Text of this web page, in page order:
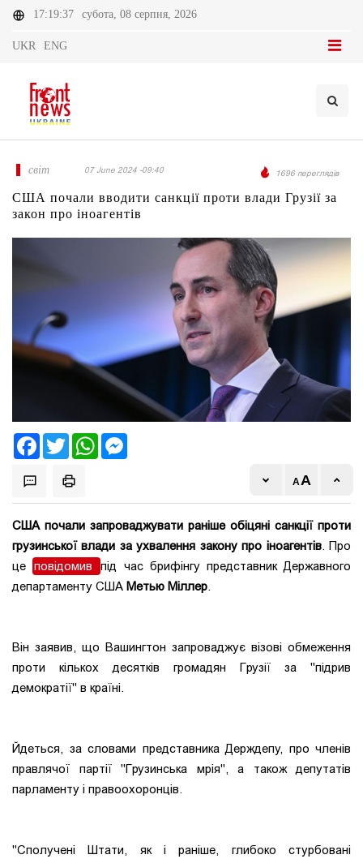
17:19:37 субота, 08 серпня, 2026
UKR ENG
світ 07 June 2024 -09:40 1696 переглядів
США почали вводити санкції проти влади Грузії за
закон про іноагентів
FacebookTwitter WhatsApp
США почали запроваджувати раніше обіцяні санкції проти
грузинської влади за ухвалення закону про іноагентів. Про
це повідомив
під час брифінгу представник Державного
департаменту США Метью Міллер.
Він заявив, що Вашингтон запроваджує візові обмеження
проти кількох десятків громадян Грузії за "підрив
демократії" в країні.
Йдеться, за словами представника Держдепу, про членів
правлячої партії "Грузинська мрія", а також депутатів
парламенту і правоохоронців.
"Сполучені Штати, як і раніше, глибоко стурбовані